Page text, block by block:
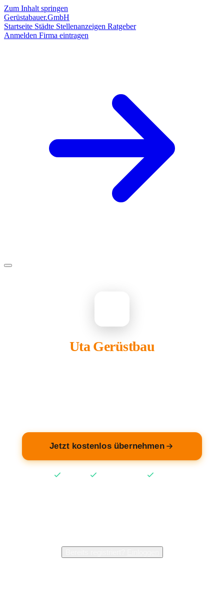
Zum Inhalt springen
Gerüstabauer.GmbH
Startseite Städte Stellenanzeigen Ratgeber
Anmelden Firma eintragen
Uta Gerüstbau
Jetzt kostenlos übernehmen